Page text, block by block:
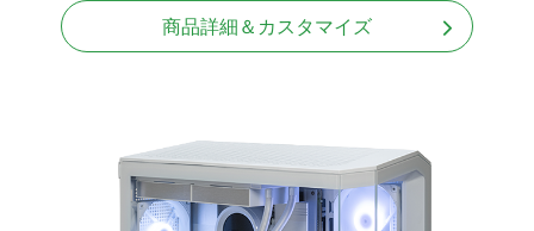
Windows11 Home 64bit
商品詳細＆カスタマイズ